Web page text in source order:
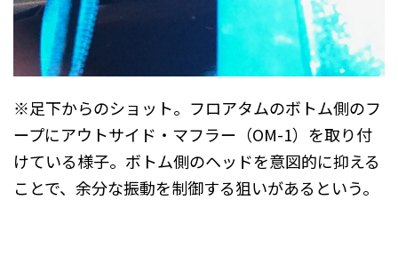
※足下からのショット。フロアタムのボトム側のフ
ープにアウトサイド・マフラー（OM-1）を取り付
けている様子。ボトム側のヘッドを意図的に抑える
ことで、余分な振動を制御する狙いがあるという。